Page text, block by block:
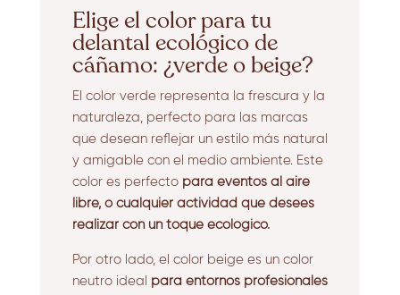
Elige el color para tu
delantal ecológico de
cáñamo: ¿verde o beige?
El color verde representa la frescura y la
naturaleza, perfecto para las marcas
que desean reflejar un estilo más natural
y amigable con el medio ambiente. Este
color es perfecto para eventos al aire
libre, o cualquier actividad que desees
realizar con un toque ecológico.
Por otro lado, el color beige es un color
neutro ideal para entornos profesionales